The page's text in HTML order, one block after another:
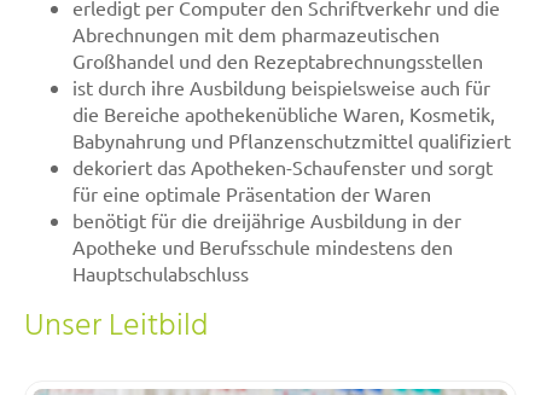
erledigt per Computer den Schriftverkehr und die
Abrechnungen mit dem pharmazeutischen
Großhandel und den Rezeptabrechnungsstellen
ist durch ihre Ausbildung beispielsweise auch für
die Bereiche apothekenübliche Waren, Kosmetik,
Babynahrung und Pflanzenschutzmittel qualifiziert
dekoriert das Apotheken-Schaufenster und sorgt
für eine optimale Präsentation der Waren
benötigt für die dreijährige Ausbildung in der
Apotheke und Berufsschule mindestens den
Hauptschulabschluss
Unser Leitbild